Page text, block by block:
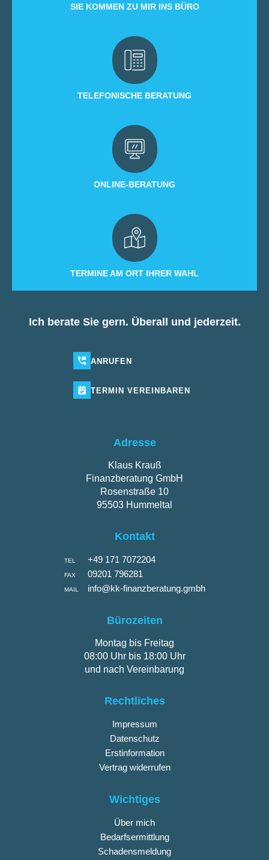
SIE KOMMEN ZU MIR INS BÜRO
TELEFONISCHE BERATUNG
ONLINE-BERATUNG
TERMINE AM ORT IHRER WAHL
Ich berate Sie gern. Überall und jederzeit.
ANRUFEN
TERMIN VEREINBAREN
Adresse
Klaus Krauß
Finanzberatung GmbH
Rosenstraße 10
95503 Hummeltal
Kontakt
TEL +49 171 7072204
FAX 09201 796281
MAIL info@kk-finanzberatung.gmbh
Bürozeiten
Montag bis Freitag
08:00 Uhr bis 18:00 Uhr
und nach Vereinbarung
Rechtliches
Impressum
Datenschutz
Erstinformation
Vertrag widerrufen
Wichtiges
Über mich
Bedarfsermittlung
Schadensmeldung